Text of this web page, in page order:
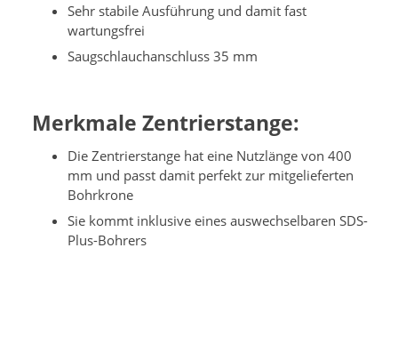
Sehr stabile Ausführung und damit fast
wartungsfrei
Saugschlauchanschluss 35 mm
Merkmale Zentrierstange:
Die Zentrierstange hat eine Nutzlänge von 400
mm und passt damit perfekt zur mitgelieferten
Bohrkrone
Sie kommt inklusive eines auswechselbaren SDS-
Plus-Bohrers